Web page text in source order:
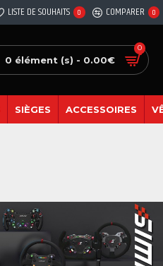
LISTE DE SOUHAITS 0 COMPARER 0
0 élément (s) - 0.00€
0
SIÈGES ACCESSOIRES